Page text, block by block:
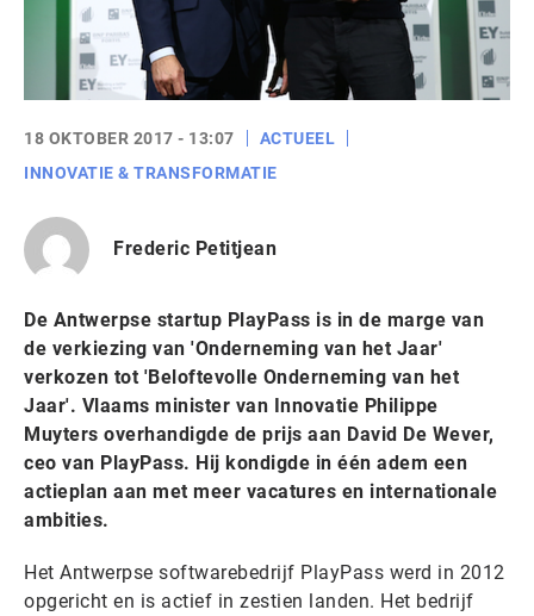
18 OKTOBER 2017 - 13:07
ACTUEEL
INNOVATIE & TRANSFORMATIE
Frederic Petitjean
De Antwerpse startup PlayPass is in de marge van
de verkiezing van 'Onderneming van het Jaar'
verkozen tot 'Beloftevolle Onderneming van het
Jaar'. Vlaams minister van Innovatie Philippe
Muyters overhandigde de prijs aan David De Wever,
ceo van PlayPass. Hij kondigde in één adem een
actieplan aan met meer vacatures en internationale
ambities.
Het Antwerpse softwarebedrijf PlayPass werd in 2012
opgericht en is actief in zestien landen. Het bedrijf